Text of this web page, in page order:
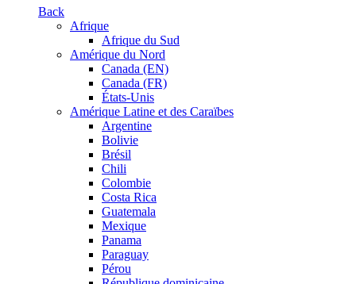
Back
Afrique
Afrique du Sud
Amérique du Nord
Canada (EN)
Canada (FR)
États-Unis
Amérique Latine et des Caraïbes
Argentine
Bolivie
Brésil
Chili
Colombie
Costa Rica
Guatemala
Mexique
Panama
Paraguay
Pérou